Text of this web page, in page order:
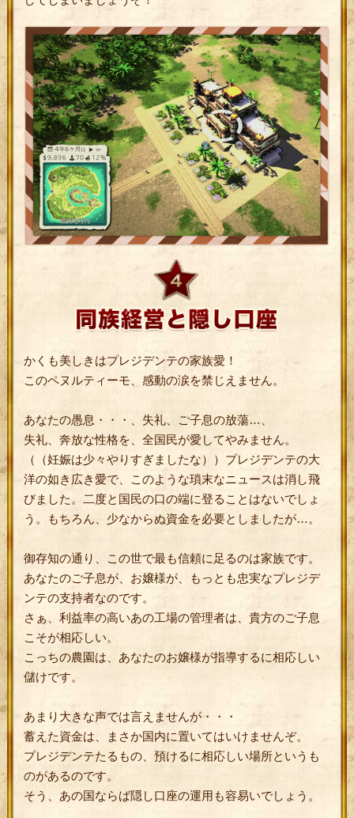
かくも美しきはプレジデンテの家族愛！
このペヌルティーモ、感動の涙を禁じえません。
あなたの愚息・・・、失礼、ご子息の放蕩…、
失礼、奔放な性格を、全国民が愛してやみません。
（（妊娠は少々やりすぎましたな））プレジデンテの大
洋の如き広き愛で、このような瑣末なニュースは消し飛
びました。二度と国民の口の端に登ることはないでしょ
う。もちろん、少なからぬ資金を必要としましたが…。
御存知の通り、この世で最も信頼に足るのは家族です。
あなたのご子息が、お嬢様が、もっとも忠実なプレジデ
ンテの支持者なのです。
さぁ、利益率の高いあの工場の管理者は、貴方のご子息
こそが相応しい。
こっちの農園は、あなたのお嬢様が指導するに相応しい
儲けです。
あまり大きな声では言えませんが・・・
蓄えた資金は、まさか国内に置いてはいけませんぞ。
プレジデンテたるもの、預けるに相応しい場所というも
のがあるのです。
そう、あの国ならば隠し口座の運用も容易いでしょう。